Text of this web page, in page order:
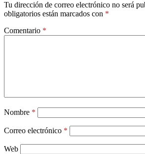
Tu dirección de correo electrónico no será
obligatorios están marcados con *
Comentario *
Nombre *
Correo electrónico *
Web